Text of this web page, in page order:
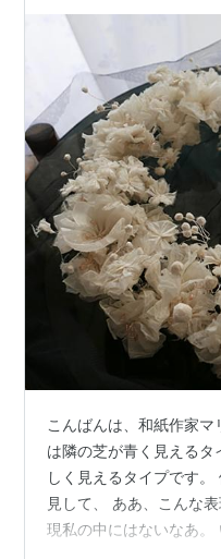
こんばんは、和紙作家マ
は隣の芝が青く見えるタ
しく見えるタイプです
見して、 ああ、こんな
現私の中にはないなあ。